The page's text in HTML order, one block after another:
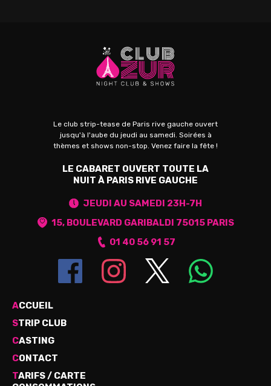
Le club strip-tease de Paris rive gauche ouvert
jusqu'à l'aube du jeudi au samedi. Soirées à
thèmes et shows non-stop. Venez faire la fête !
LE CABARET OUVERT TOUTE LA
NUIT À PARIS RIVE GAUCHE
JEUDI AU SAMEDI 23H-7H
15, BOULEVARD GARIBALDI 75015 PARIS
01 40 56 91 57
ACCUEIL
STRIP CLUB
CASTING
CONTACT
TARIFS / CARTE